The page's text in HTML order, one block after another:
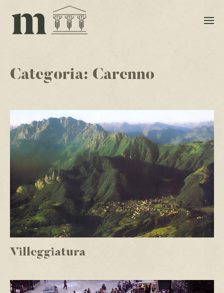
Categoria: Carenno
Villeggiatura